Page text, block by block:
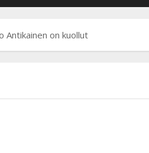
Antikainen on kuollut